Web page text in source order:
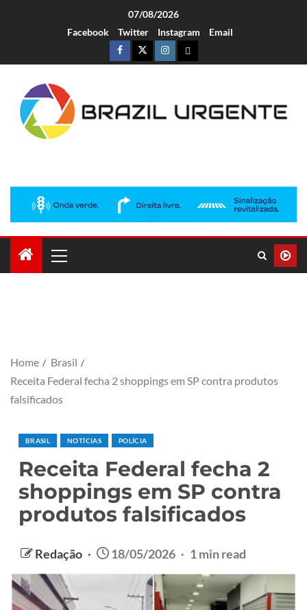
07/08/2026
Facebook
Twitter Instagram Email
Home
Brasil
Receita Federal fecha 2 shoppings em SP contra produtos
falsificados
BRASIL NOTÍCIAS POLÍCIA
Receita Federal fecha 2
shoppings em SP contra
produtos falsificados
Redação 18/05/2026 1 min read